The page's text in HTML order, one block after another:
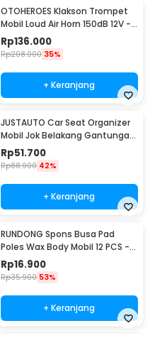
OTOHEROES Klakson Trompet
Mobil Loud Air Horn 150dB 12V -
JD4001
Rp136.000
Rp208.900 35%
+ Keranjang
JUSTAUTO Car Seat Organizer
Mobil Jok Belakang Gantungan
Barang Tisu - Z-354
Rp51.700
Rp88.900 42%
+ Keranjang
RUNDONG Spons Busa Pad
Poles Wax Body Mobil 12 PCS -
R2010
Rp16.900
Rp35.900 53%
+ Keranjang